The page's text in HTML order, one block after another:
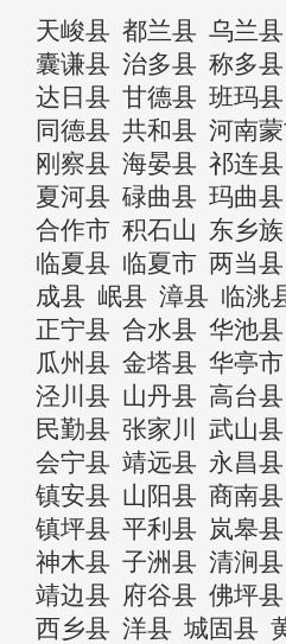
天峻县 都兰县 乌兰县
囊谦县 治多县 称多县
达日县 甘德县 班玛县
同德县 共和县 河南
刚察县 海晏县 祁连县
夏河县 碌曲县 玛曲县
合作市 积石山 东乡
临夏县 临夏市 两当县
成县 岷县 漳县 临洮
正宁县 合水县 华池县
瓜州县 金塔县 华亭市
泾川县 山丹县 高台县
民勤县 张家川 武山县
会宁县 靖远县 永昌县
镇安县 山阳县 商南县
镇坪县 平利县 岚皋县
神木县 子洲县 清涧县
靖边县 府谷县 佛坪县
西乡县 洋县 城固县